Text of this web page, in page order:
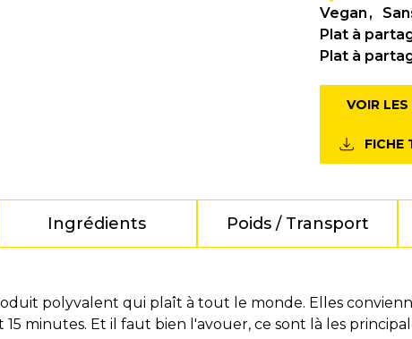
Vegan
Plat à
Plat à
VOIR
FICHE
Ingrédients Poids / Transport
polyvalent qui plaît à tout le monde. Elles
minutes. Et il faut bien l'avouer, ce sont là les